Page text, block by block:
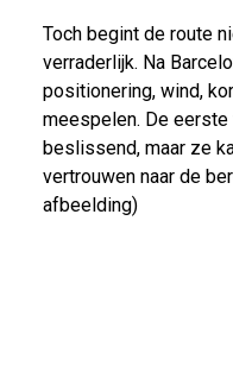
Toch begint de route
verraderlijk. Na
positionering, wind,
meespelen. De
beslissend, maar ze
vertrouwen naar de
afbeelding)